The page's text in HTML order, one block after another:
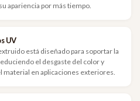
apariencia por más tiempo.
UV
está diseñado para soportar la
el desgaste del color y
material en aplicaciones exteriores.